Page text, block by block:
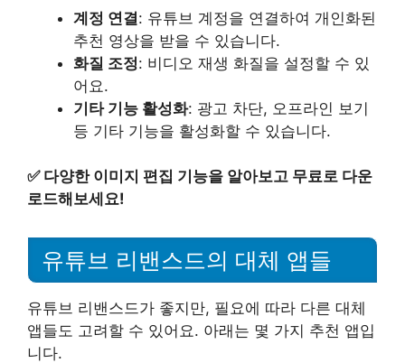
계정 연결: 유튜브 계정을 연결하여 개인화된
추천 영상을 받을 수 있습니다.
화질 조정: 비디오 재생 화질을 설정할 수 있
어요.
기타 기능 활성화: 광고 차단, 오프라인 보기
등 기타 기능을 활성화할 수 있습니다.
✅ 다양한 이미지 편집 기능을 알아보고 무료로 다운
로드해보세요!
유튜브 리밴스드의 대체 앱들
유튜브 리밴스드가 좋지만, 필요에 따라 다른 대체
앱들도 고려할 수 있어요. 아래는 몇 가지 추천 앱입
니다.